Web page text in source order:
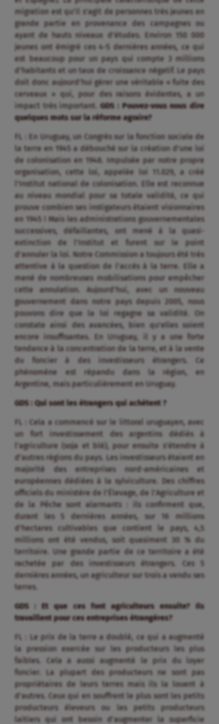
migration est qu’il s’agit de personnes très jeunes en
grande partie en provenance des campagnes ou
ayant de hauts niveaux d’études. Environ 150 000
jeunes ont émigré ces 4-5 dernières années, ce qui
est beaucoup pour un pays qui compte 3 millions
d’habitants et un taux de croissance négatif. Le pays
doit donc aujourd’hui gérer une véritable « fuite des
cerveaux » qui, pour des raisons évidentes, a un
impact très important.GDS : Pouvez-vous nous dire
quelques mots sur la réforme agraire?
FL : En Uruguay, un Congrès sur la fonction sociale de
la terre en 1945 a débouché sur la création d’une loi
de colonisation en 1948. Impulsée par notre propre
organisation, cette loi, appelée loi 11.029, a créé
l’Institut national de colonisation. Elle est reconnue
au niveau mondial pour sa totale validité, ce qui
prouve combien ses instigateurs étaient visionnaires
en 1945 ! Mais les administrations gouvernementales
successives, défaillantes, ont mené à la quasi-
extinction de l’Institut et furent sur le point
d’annuler la loi. Notre Commission a toujours été très
attentive à la question de l’accès à la terre. Elle a
mené de nombreuses mobilisations pour empêcher
cette annulation. Aujourd’hui, avec un nouveau
gouvernement dans notre pays depuis 2005, nous
pouvons dire que la loi regagne sa validité. On
constate ainsi des avancées, bien qu’elles soient
encore insuffisantes. En Uruguay, il y a une forte
tendance à la concentration de la terre, et à la vente
du foncier à des investisseurs étrangers. Ce
phénomène est répandu dans la région, en
Argentine, mais particulièrement en Uruguay.
GDS : Qui sont les étrangers qui achètent ?
FL : Cela a commencé sur le littoral uruguayen, avec
un fort investissement des argentins dédiés à
l’agriculture (soja et blé), pour ensuite s’étendre à
d’autres régions du pays. Les investisseurs étaient en
majorité des entreprises nord-américaines et
européennes dédiées à la sylviculture. Des chiffres
officiels du ministère de l’Élevage, de l’Agriculture et
de la Pêche sont alarmants : ils confirment que,
durant les 5 dernières années, sur 16 millions
d’hectares cultivables que contient le pays, 4,5
millions ont été vendus, soit quasiment 30 % du
territoire. Une grande partie de ce territoire a été
rachetée par des investisseurs étrangers. Ces 5
dernières années, un agriculteur sur trois a vendu ses
terres.
GDS : Et que ces font agriculteurs ensuite? Ils
travaillent pour ces entreprises étrangères?
FL : Le prix de la terre a doublé, ce qui a augmenté
la pression exercée sur les producteurs les plus
faibles. Cela a aussi augmenté le prix du loyer
foncier. La plupart des producteurs ne sont pas
propriétaires de leurs terres mais ils la louent à
d’autres. Ceux qui en souffrent le plus sont les petits
producteurs éleveurs ou les petits producteurs
laitiers qui ont besoin d’augmenter la superficie